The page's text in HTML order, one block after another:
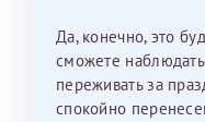
Да, конечно, это
сможете
переживать за
спокойно